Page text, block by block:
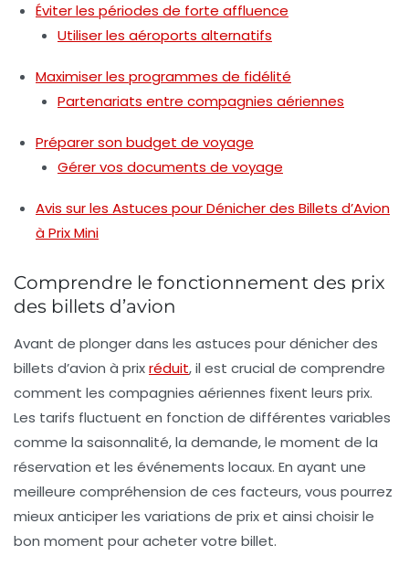
Éviter les périodes de forte affluence
Utiliser les aéroports alternatifs
Maximiser les programmes de fidélité
Partenariats entre compagnies aériennes
Préparer son budget de voyage
Gérer vos documents de voyage
Avis sur les Astuces pour Dénicher des Billets d’Avion
à Prix Mini
Comprendre le fonctionnement des prix
des billets d’avion
Avant de plonger dans les astuces pour dénicher des
billets d’avion à prixréduit, il est crucial de comprendre
comment les compagnies aériennes fixent leurs prix.
Les tarifs fluctuent en fonction de différentes variables
comme la saisonnalité, la demande, le moment de la
réservation et les événements locaux. En ayant une
meilleure compréhension de ces facteurs, vous pourrez
mieux anticiper les variations de prix et ainsi choisir le
bon moment pour acheter votre billet.